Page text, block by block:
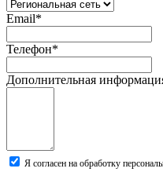
Email*
Телефон*
Дополнительная
Я согласен на обработку